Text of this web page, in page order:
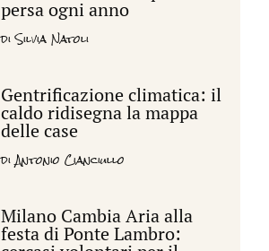
persa ogni anno
diSilvia Natoli
Gentrificazione climatica: il
caldo ridisegna la mappa
delle case
diAntonio Cianciullo
Milano Cambia Aria alla
festa di Ponte Lambro: